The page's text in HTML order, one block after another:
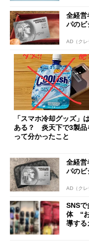
全経営
パのビ
AD（クレ
「スマホ冷却グッズ」
ある？ 炎天下で3製品
って分かったこと
全経営
パのビ
AD（クレ
SNSで
体 “お
導する